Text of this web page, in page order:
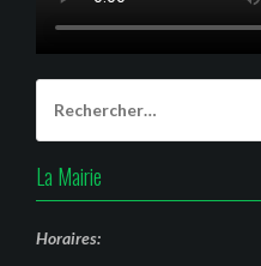
La Mairie
Horaires: